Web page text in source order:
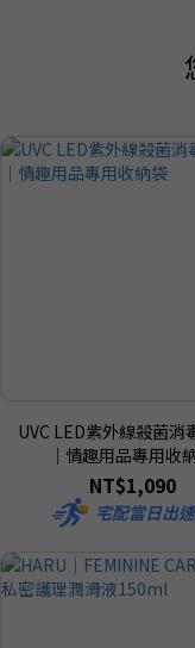
UVC LED紫外線殺菌消
｜情趣用品專用收
NT$1,090
宅配當日出